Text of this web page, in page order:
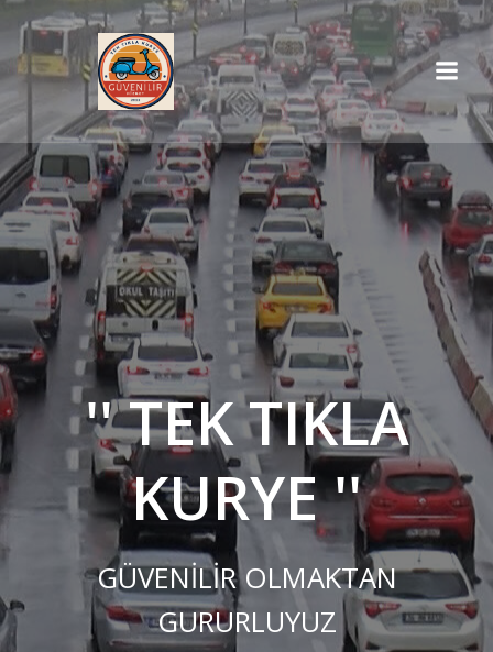
İçeriğe
geç
'' TEK TIKLA
KURYE ''
GÜVENİLİR OLMAKTAN
GURURLUYUZ